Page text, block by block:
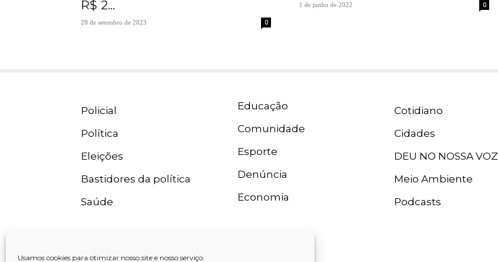
Usamos cookies para otimizar nosso site e nosso serviço.
R$ 2...
28 de setembro de 2023 0
1 de junho de 2022 0
Policial
Política
Eleições
Bastidores da política
Saúde
Educação
Comunidade
Esporte
Denúncia
Economia
Cotidiano
Cidades
DEU NO NOSSA VOZ
Meio Ambiente
Podcasts